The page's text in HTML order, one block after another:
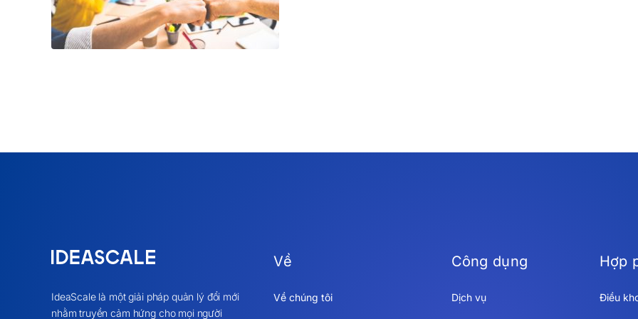
IdeaScale là một giải pháp quản lý đổi mới
nhằm truyền cảm hứng cho mọi người
Về
Về chúng tôi
Công dụng
Dịch vụ
Hợp
Điều